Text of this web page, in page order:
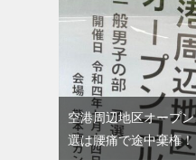
空港周辺地区オープ
選は腰痛で途中棄権！